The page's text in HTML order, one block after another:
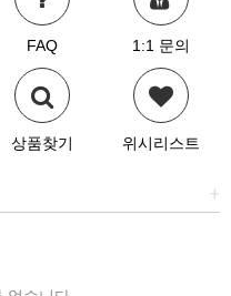
FAQ 1:1 문의
상품찾기 위시리스트
+